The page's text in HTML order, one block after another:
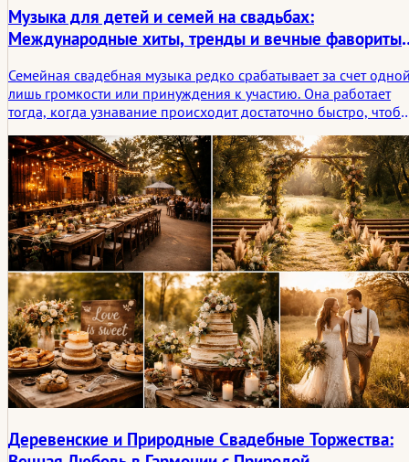
Музыка для детей и семей на свадьбах:
Международные хиты, тренды и вечные фавориты
Семейная свадебная музыка редко срабатывает за счет
лишь громкости или принуждения к участию. Она работает
тогда, когда узнавание происходит достаточно быстро,
а зал начал доверять происходящему. В этой статье
рассматривается музыка для детей и семей на
международных примерах и более тонкая логика того, как
свадебные плейлисты помогают людям оставаться вместе.
Деревенские и Природные Свадебные Торжества: